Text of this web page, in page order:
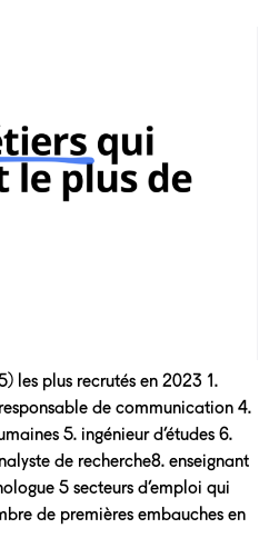
les plus recrutés en 2023 1.
de communication 4.
5. ingénieur d’études 6.
de recherche8. enseignant
5 secteurs d’emploi qui
de premières embauches en